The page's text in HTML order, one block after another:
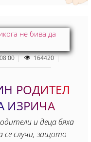
164420
РОДИТЕЛ
ИЗРИЧA
и деца бяха
се случи, защото